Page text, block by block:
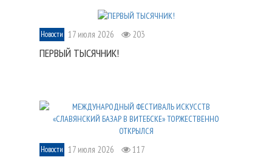
Новости 17 июля 2026 203
ПЕРВЫЙ ТЫСЯЧНИК!
Новости 17 июля 2026 117